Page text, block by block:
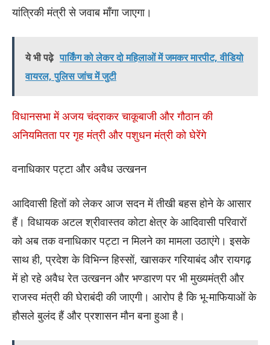
यांत्रिकी मंत्री से जवाब माँगा जाएगा।
ये भी पढ़े पार्किंग को लेकर दो महिलाओं में जमकर मारपीट, वीडियो
वायरल, पुलिस जांच में जुटी
विधानसभा में अजय चंद्राकर चाकूबाजी और गौठान की
अनियमितता पर गृह मंत्री और पशुधन मंत्री को घेरेंगे
वनाधिकार पट्टा और अवैध उत्खनन
आदिवासी हितों को लेकर आज सदन में तीखी बहस होने के आसार
हैं। विधायक अटल श्रीवास्तव कोटा क्षेत्र के आदिवासी परिवारों
को अब तक वनाधिकार पट्टा न मिलने का मामला उठाएंगे। इसके
साथ ही, प्रदेश के विभिन्न हिस्सों, खासकर गरियाबंद और रायगढ़
में हो रहे अवैध रेत उत्खनन और भण्डारण पर भी मुख्यमंत्री और
राजस्व मंत्री की घेराबंदी की जाएगी। आरोप है कि भू-माफियाओं के
हौसले बुलंद हैं और प्रशासन मौन बना हुआ है।